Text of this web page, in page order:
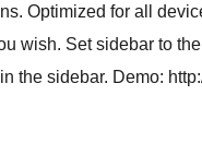
Optimized for all
wish. Set sidebar to
the sidebar. Demo: